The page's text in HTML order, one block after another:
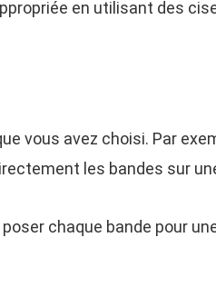
en utilisant des
vous avez choisi. Par
les bandes sur
chaque bande pour